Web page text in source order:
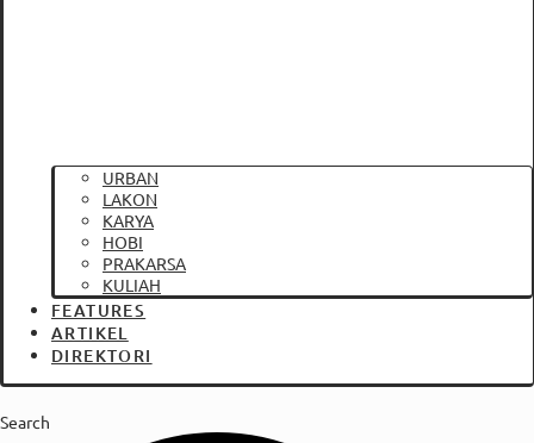
URBAN
LAKON
KARYA
HOBI
PRAKARSA
KULIAH
FEATURES
ARTIKEL
DIREKTORI
Search